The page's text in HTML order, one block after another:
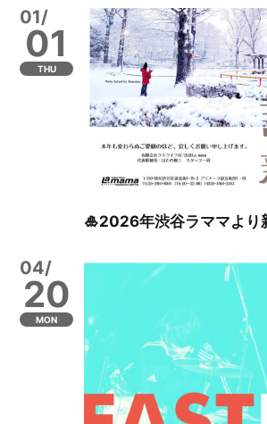
01/
01
THU
🎍2026年渋谷ラママより
04/
20
MON